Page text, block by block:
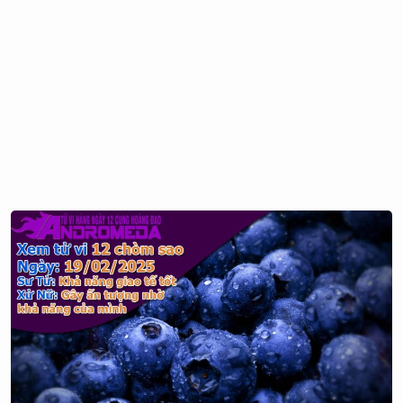
"tâm đầu ý hợp" và luôn lắng nghe Thiên Bình. Bò Cạp lại
là người đưa cho họ những góc nhìn độc đáo và giúp họ
biết được mình muốn gì. Trong khi đó sự tinh tế của Sư Tử
sẽ truyền cảm hứng cho họ, đặc biệt là cảm hứng nghệ
thuật.
Nhưng có thể nói, Dương Cưu mới là BFF (bạn thân) của
Thiên Bình. Họ luôn cảm thấy hứng khởi khi thuần hóa
những chú cừu ngang bướng. Chính điều này mang lại
năng lượng để cân bằng mối quan hệ của hai người và